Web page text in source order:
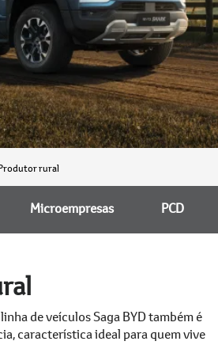
rural
Microempresas PCD
de veículos Saga BYD também é
característica ideal para quem vive